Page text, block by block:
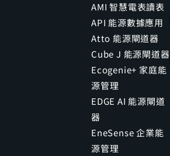
AMI 智慧電表讀表
API 能源數據應用
Atto 能源閘道器
Cube J 能源閘道器
Ecogenie+ 家庭能
源管理
EDGE AI 能源閘道
器
EneSense 企業能
源管理